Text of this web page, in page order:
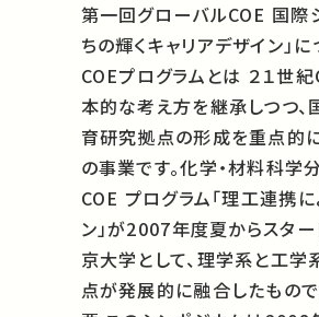
第一回グローバルCOE 国際
ちの輝くキャリアデザイン」
COEプログラムとは ２１世
本的な考え方を継承しつつ
育研究拠点の形成を重点的
の事業です。化学・材料科学
COE プログラム「理工連携
ン」が2007年度夏からスター
京大学として、理学系と工学
点が発展的に融合したもので